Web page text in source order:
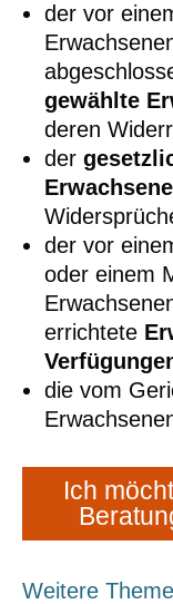
der vor
gewählte
deren
der
der vor
oder einem
errichtete
die vom
Ich
Weitere